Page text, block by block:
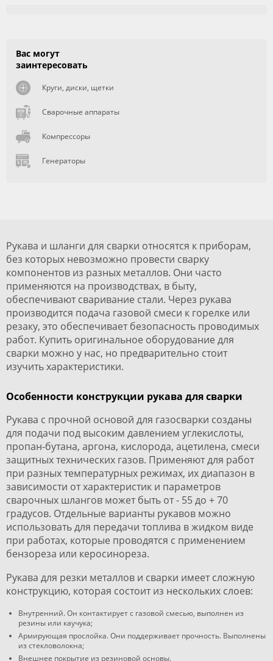
Вас могут
заинтересовать
Круги, диски, щетки
Сварочные аппараты
Компрессоры
Генераторы
Рукава и шланги для сварки относятся к приборам,
без которых невозможно провести сварку
компонентов из разных металлов. Они часто
применяются на производствах, в быту,
обеспечивают сваривание стали. Через рукава
производится подача газовой смеси к горелке или
резаку, это обеспечивает безопасность проводимых
работ. Купить оригинальное оборудование для
сварки можно у нас, но предварительно стоит
изучить характеристики.
Особенности конструкции рукава для сварки
Рукава с прочной основой для газосварки созданы
для подачи под высоким давлением углекислоты,
пропан-бутана, аргона, кислорода, ацетилена, смеси
защитных технических газов. Применяют для работ
при разных температурных режимах, их диапазон в
зависимости от характеристик и параметров
сварочных шлангов может быть от - 55 до + 70
градусов. Отдельные варианты рукавов можно
использовать для передачи топлива в жидком виде
при работах, которые проводятся с применением
бензореза или керосинореза.
Рукава для резки металлов и сварки имеет сложную
конструкцию, которая состоит из нескольких слоев:
Внутренний. Он контактирует с газовой смесью, выполнен из
резины или каучука;
Армирующая прослойка. Они поддерживает прочность. Выполнены
из стекловолокна;
Внешнее покрытие из резиновой основы.